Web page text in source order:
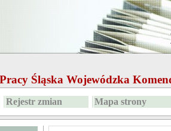
Śląska Wojewódzka
Rejestr zmian Mapa strony